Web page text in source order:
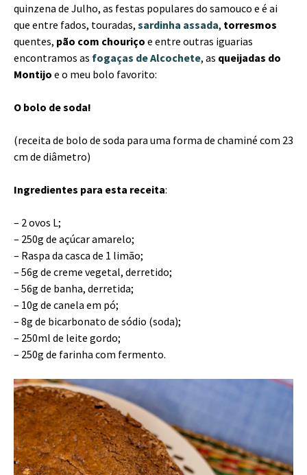
quinzena de Julho, as festas populares do samouco e é ai
que entre fados, touradas, sardinha assada, torresmos
quentes, pão com chouriço e entre outras iguarias
encontramos as fogaças de Alcochete, as queijadas do
Montijo e o meu bolo favorito:
O bolo de soda!
(receita de bolo de soda para uma forma de chaminé com 23
cm de diâmetro)
Ingredientes para esta receita:
– 2 ovos L;
– 250g de açúcar amarelo;
– Raspa da casca de 1 limão;
– 56g de creme vegetal, derretido;
– 56g de banha, derretida;
– 10g de canela em pó;
– 8g de bicarbonato de sódio (soda);
– 250ml de leite gordo;
– 250g de farinha com fermento.